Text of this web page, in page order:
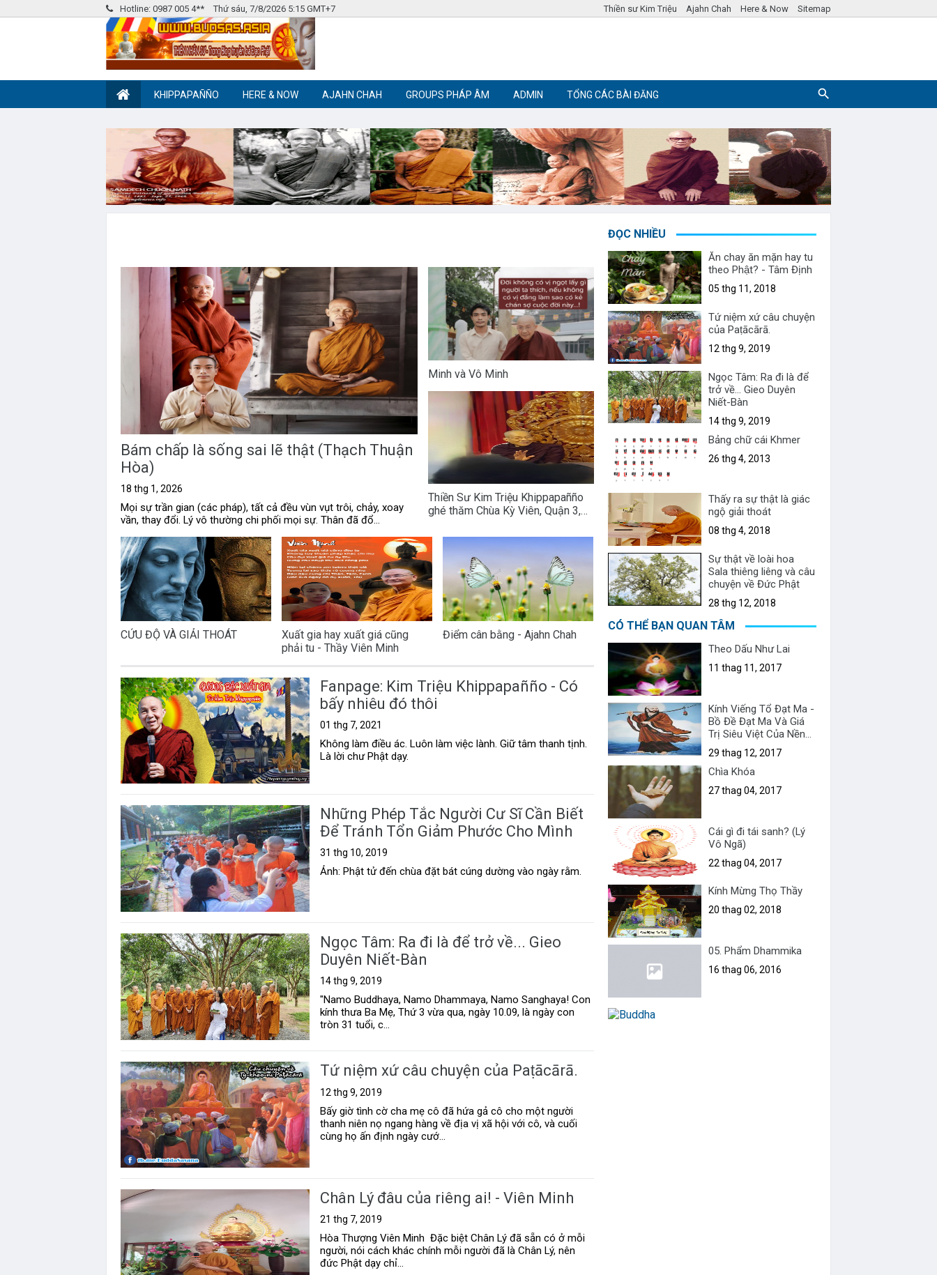
Hotline: 0987 005 4** Thứ sáu, 7/8/2026 5:15 GMT+7 Thiền sư Kim Triệu Ajahn Chah Here & Now Sitemap
Thiền Phật giáo
KHIPPAPAÑÑO HERE & NOW AJAHN CHAH GROUPS PHÁP ÂM ADMIN TỔNG CÁC BÀI ĐĂNG
Bám chấp là sống sai lẽ thật (Thạch Thuận
Hòa)
18 thg 1, 2026
Mọi sự trần gian (các pháp), tất cả đều vùn vụt trôi, chảy, xoay
vần, thay đổi. Lý vô thường chi phối mọi sự. Thân đã đổ...
Minh và Vô Minh
Thiền Sư Kim Triệu Khippapañño
ghé thăm Chùa Kỳ Viên, Quận 3,
CỨU ĐỘ VÀ GIẢI THOÁT
Xuất gia hay xuất giá cũng
phải tu - Thầy Viên Minh
Điểm cân bằng - Ajahn Chah
Fanpage: Kim Triệu Khippapañño - Có
bấy nhiêu đó thôi
01 thg 7, 2021
Không làm điều ác. Luôn làm việc lành. Giữ tâm thanh tịnh.
Là lời chư Phật dạy.
Những Phép Tắc Người Cư Sĩ Cần Biết
Để Tránh Tổn Giảm Phước Cho Mình
31 thg 10, 2019
Ảnh: Phật tử đến chùa đặt bát cúng dường vào ngày rằm.
Ngọc Tâm: Ra đi là để trở về... Gieo
Duyên Niết-Bàn
14 thg 9, 2019
"Namo Buddhaya, Namo Dhammaya, Namo Sanghaya! Con
kính thưa Ba Mẹ, Thứ 3 vừa qua, ngày 10.09, là ngày con
tròn 31 tuổi, c...
Tứ niệm xứ câu chuyện của Paṭācārā.
12 thg 9, 2019
Bấy giờ tình cờ cha mẹ cô đã hứa gả cô cho một người
thanh niên nọ ngang hàng về địa vị xã hội với cô, và cuối
cùng họ ấn định ngày cướ...
Chân Lý đâu của riêng ai! - Viên Minh
21 thg 7, 2019
Hòa Thượng Viên Minh Đặc biệt Chân Lý đã sẵn có ở mỗi
người, nói cách khác chính mỗi người đã là Chân Lý, nên
đức Phật dạy chỉ...
ĐỌC NHIỀU
Ăn chay ăn mặn hay tu
theo Phật? - Tâm Định
05 thg 11, 2018
Tứ niệm xứ câu chuyện
của Paṭācārā.
12 thg 9, 2019
Ngọc Tâm: Ra đi là để
trở về... Gieo Duyên
Niết-Bàn
14 thg 9, 2019
Bảng chữ cái Khmer
26 thg 4, 2013
Thấy ra sự thật là giác
ngộ giải thoát
08 thg 4, 2018
Sự thật về loài hoa
Sala thiêng liêng và câu
chuyện về Đức Phật
28 thg 12, 2018
CÓ THỂ BẠN QUAN TÂM
Theo Dấu Như Lai
11 thag 11, 2017
Kính Viếng Tổ Đạt Ma -
Bồ Đề Đạt Ma Và Giá
Trị Siêu Việt Của Nền
Thiền Học Việt Nam
29 thag 12, 2017
Chìa Khóa
27 thag 04, 2017
Cái gì đi tái sanh? (Lý
Vô Ngã)
22 thag 04, 2017
Kính Mừng Thọ Thầy
20 thag 02, 2018
05. Phẩm Dhammika
16 thag 06, 2016